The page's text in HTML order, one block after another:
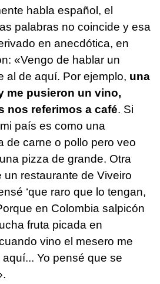
habla español, el
palabras no coincide y esa
en anecdótica, en
«Vengo de hablar un
al de aquí. Por ejemplo, una
me pusieron un vino,
nos referimos a café. Si
país es como una
de carne o pollo pero veo
pizza de grande. Otra
restaurante de Viveiro
‘que raro que lo tengan,
en Colombia salpicón
fruta picada en
vino el mesero me
Yo pensé que se